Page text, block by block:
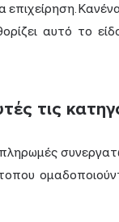
επιχείρηση.
αυτό το
τις